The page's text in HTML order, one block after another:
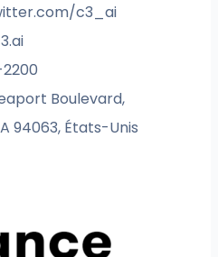
c3_ai
Boulevard,
94063, États-Unis